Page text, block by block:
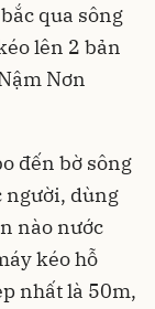
qua sông
lên 2 bản
Nơn
đến bờ sông
người, dùng
nào nước
kéo hỗ
nhất là 50m,